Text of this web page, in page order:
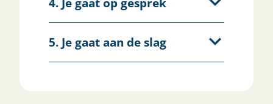
5. Je gaat aan de slag